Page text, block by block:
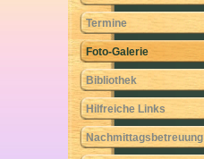
Termine
Foto-Galerie
Bibliothek
Hilfreiche Links
Nachmittagsbetreuung